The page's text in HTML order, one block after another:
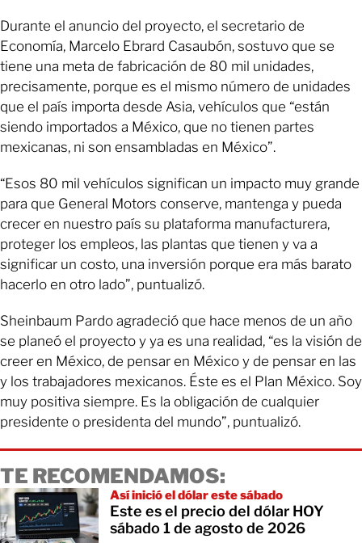
Durante el anuncio del proyecto, el secretario de
Economía, Marcelo Ebrard Casaubón, sostuvo que se
tiene una meta de fabricación de 80 mil unidades,
precisamente, porque es el mismo número de unidades
que el país importa desde Asia, vehículos que “están
siendo importados a México, que no tienen partes
mexicanas, ni son ensambladas en México”.
“Esos 80 mil vehículos significan un impacto muy grande
para que General Motors conserve, mantenga y pueda
crecer en nuestro país su plataforma manufacturera,
proteger los empleos, las plantas que tienen y va a
significar un costo, una inversión porque era más barato
hacerlo en otro lado”, puntualizó.
Sheinbaum Pardo agradeció que hace menos de un año
se planeó el proyecto y ya es una realidad, “es la visión de
creer en México, de pensar en México y de pensar en las
y los trabajadores mexicanos. Éste es el Plan México. Soy
muy positiva siempre. Es la obligación de cualquier
presidente o presidenta del mundo”, puntualizó.
TE RECOMENDAMOS:
Así inició el dólar este sábado
Este es el precio del dólar HOY
sábado 1 de agosto de 2026